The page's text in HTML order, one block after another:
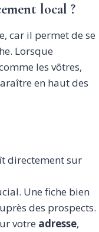
local ?
car il permet de se
Lorsque
les vôtres,
en haut des
directement sur
Une fiche bien
des prospects.
votre adresse,